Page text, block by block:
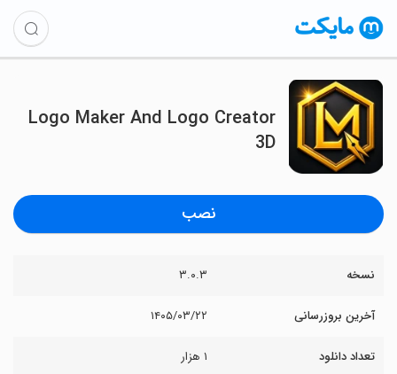
Logo Maker And Logo Creator
3D
نصب
نسخه ۳.۰.۳
آخرین بروزرسانی ۱۴۰۵/۰۳/۲۲
تعداد دانلود ۱ هزار